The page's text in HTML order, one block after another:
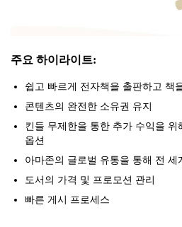
주요 하이라이트:
쉽고 빠르게 전자책을 출판하고 책
콘텐츠의 완전한 소유권 유지
킨들 무제한을 통한 추가 수익을 위
옵션
아마존의 글로벌 유통을 통해 전 세
도서의 가격 및 프로모션 관리
빠른 게시 프로세스